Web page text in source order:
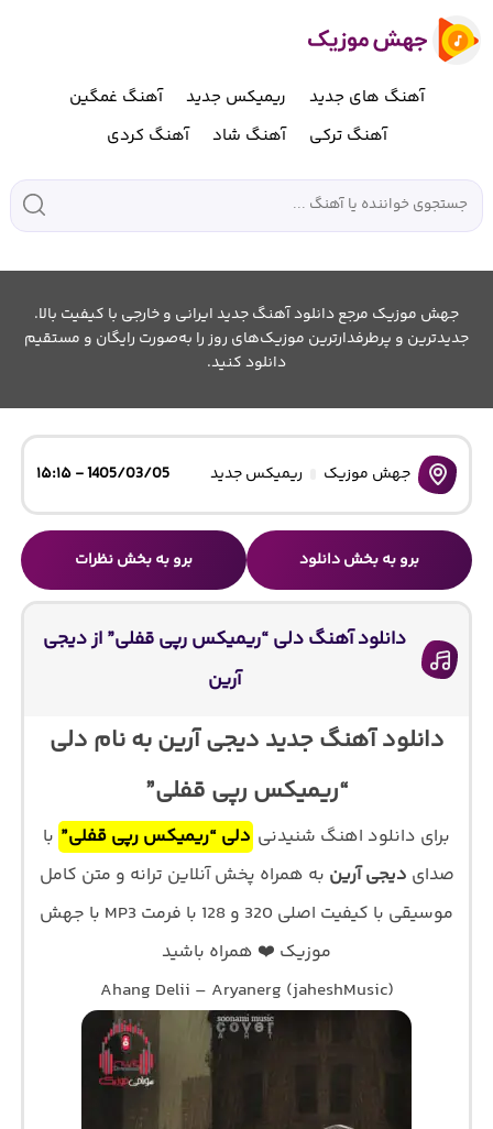
آهنگ های جدید ریمیکس جدید
آهنگ غمگین
آهنگ ترکی
آهنگ شاد آهنگ کردی
جهش موزیک مرجع دانلود آهنگ جدید ایرانی و خارجی با کیفیت بالا.
جدیدترین و پرطرفدارترین موزیک‌های روز را به‌صورت رایگان و مستقیم
دانلود کنید.
جهش موزیک ریمیکس جدید 1405/03/05 - ۱۵:۱۵
برو به بخش دانلود برو به بخش نظرات
دانلود آهنگ دلی “ریمیکس رپی قفلی” از دیجی
آرین
دانلود آهنگ جدید دیجی آرین به نام دلی
“ریمیکس رپی قفلی”
برای دانلود اهنگ شنیدنی دلی “ریمیکس رپی قفلی” با
صدای دیجی آرین به همراه پخش آنلاین ترانه و متن کامل
موسیقی با کیفیت اصلی 320 و 128 با فرمت MP3 با جهش
موزیک ❤️ همراه باشید
Ahang Delii – Aryanerg (jaheshMusic)